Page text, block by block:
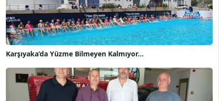
Karşıyaka’da Yüzme Bilmeyen Kalmıyor...